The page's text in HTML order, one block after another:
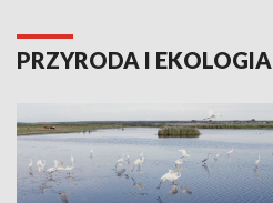
PRZYRODA I EKOLOGIA